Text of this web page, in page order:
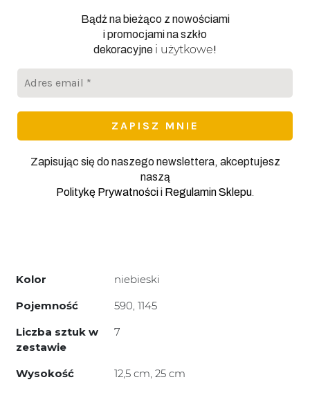
Bądź na bieżąco z nowościami
i promocjami na szkło
dekoracyjne i użytkowe!
Zapisując się do naszego newslettera, akceptujesz
naszą
Politykę Prywatnościi Regulamin Sklepu
Kolor
niebieski
Pojemność
590, 1145
Liczba sztuk w
zestawie
7
Wysokość 12,5 cm, 25 cm